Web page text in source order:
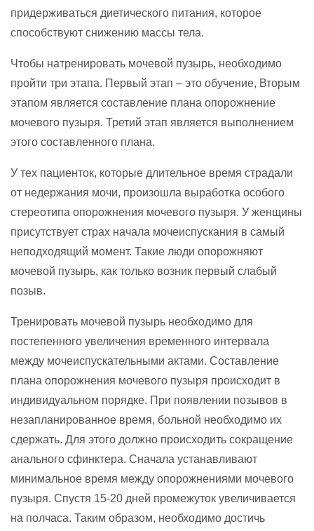
придерживаться диетического питания, которое
способствуют снижению массы тела.
Чтобы натренировать мочевой пузырь, необходимо
пройти три этапа. Первый этап – это обучение, Вторым
этапом является составление плана опорожнение
мочевого пузыря. Третий этап является выполнением
этого составленного плана.
У тех пациенток, которые длительное время страдали
от недержания мочи, произошла выработка особого
стереотипа опорожнения мочевого пузыря. У женщины
присутствует страх начала мочеиспускания в самый
неподходящий момент. Такие люди опорожняют
мочевой пузырь, как только возник первый слабый
позыв.
Тренировать мочевой пузырь необходимо для
постепенного увеличения временного интервала
между мочеиспускательными актами. Составление
плана опорожнения мочевого пузыря происходит в
индивидуальном порядке. При появлении позывов в
незапланированное время, больной необходимо их
сдержать. Для этого должно происходить сокращение
анального сфинктера. Сначала устанавливают
минимальное время между опорожнениями мочевого
пузыря. Спустя 15-20 дней промежуток увеличивается
на полчаса. Таким образом, необходимо достичь